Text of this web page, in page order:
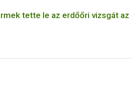
tette le az erdőőri vizsgát az